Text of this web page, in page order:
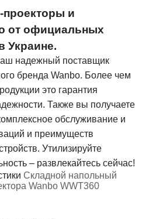
проекторы и
от официальных
Украине.
надежный поставщик
бренда Wanbo. Более чем
это гарантия
Также вы получаете
обслуживание и
и преимуществ
Утилизируйте
– развлекайтесь сейчас!
Складной напольный
Wanbo WWT360